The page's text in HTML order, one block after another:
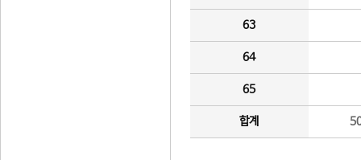
63
64
65
합계